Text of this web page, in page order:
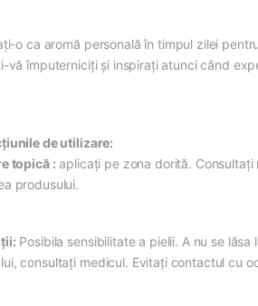
o ca aromă personală în timpul zilei
vă împuterniciți și inspirați atunci când
de utilizare:
topică : aplicați pe zona dorită.
produsului.
Posibila sensibilitate a pielii. A nu se
consultați medicul. Evitați contactul cu